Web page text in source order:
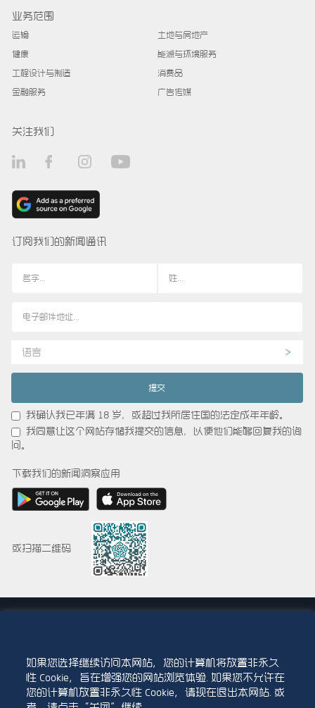
业务范围
运输
健康
工程设计与制造
金融服务
土地与房地产
能源与环境服务
消费品
广告传媒
关注我们
订阅我们的新闻通讯
语言
我确认我已年满 18 岁，或超过我所居住国的法定成年年龄。
我同意让这个网站存储我提交的信息，以便他们能够回复我的询
问。
下载我们的新闻洞察应用
或扫描二维码
trademarks or registered trademarks of Abdul Latif Jameel IPR Company Limited.
使用条款 访问政策
如果您选择继续访问本网站，您的计算机将放置非永久
性 Cookie，旨在增强您的网站浏览体验. 如果您不允许在
您的计算机放置非永久性 Cookie，请现在退出本网站. 或